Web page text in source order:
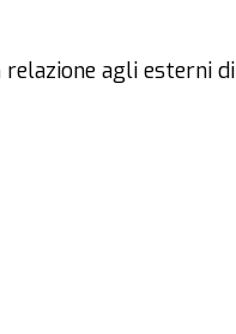
agli esterni di